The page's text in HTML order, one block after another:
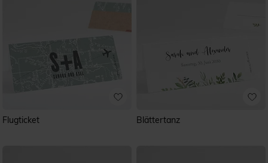
Flugticket Blättertanz